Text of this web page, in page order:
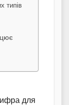
типів
для